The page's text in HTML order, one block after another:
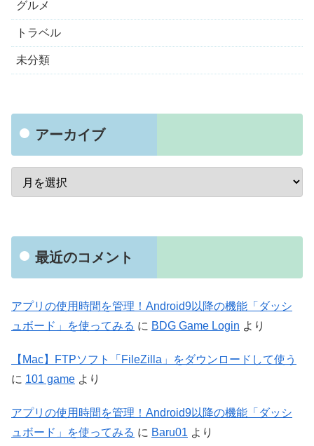
グルメ
トラベル
未分類
アーカイブ
最近のコメント
アプリの使用時間を管理！Android9以降の機能「ダッシ
ュボード」を使ってみる に BDG Game Login より
【Mac】FTPソフト「FileZilla」をダウンロードして使う
に 101 game より
アプリの使用時間を管理！Android9以降の機能「ダッシ
ュボード」を使ってみる に Baru01 より